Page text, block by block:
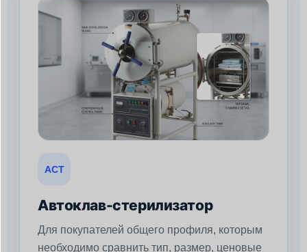
АСТ
Автоклав-стерилизатор
Для покупателей общего профиля, которым
необходимо сравнить тип, размер, ценовые